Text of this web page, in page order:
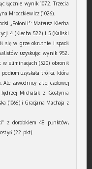
łącznie wynik 1072. Trzecia
Mroczkiewicz (1026).
„Polonii”: Mateusz Klecha
4 (Klecha 522) i 5 (Kaliski
się w grze okrutnie i spadł
uzyskując wynik 952.
eliminacjach (520) obronił
uzyskała trójka, która
Ale zawodnicy z tej czołowej
Michalak z Gostynia
(1066) i Gracjana Machaja z
z dorobkiem 48 punktów,
(22 pkt).